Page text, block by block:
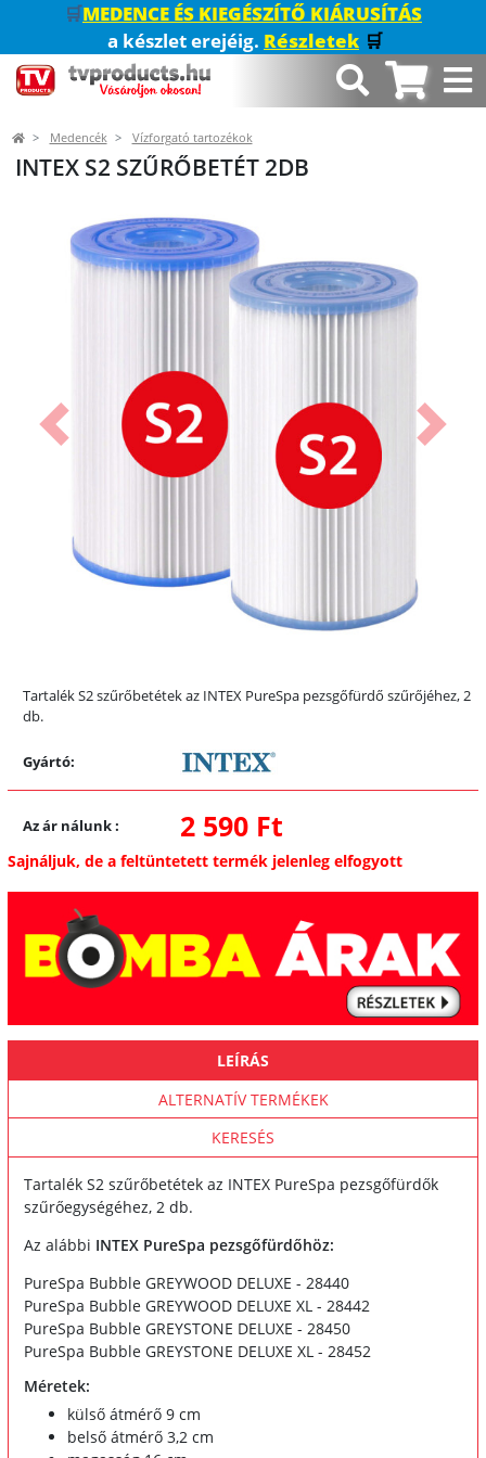
🛒MEDENCE ÉS KIEGÉSZÍTŐ KIÁRUSÍTÁS
a készlet erejéig. Részletek 🛒
Medencék Vízforgató tartozékok
INTEX S2 SZŰRŐBETÉT 2DB
Előző
Tartalék S2 szűrőbetétek az INTEX PureSpa pezsgőfürdő szűrőjéhez, 2
db.
Gyártó:
Az ár nálunk: 2 590 Ft
Sajnáljuk, de a feltüntetett termék jelenleg elfogyott
LEÍRÁS
ALTERNATÍV TERMÉKEK
KERESÉS
Tartalék S2 szűrőbetétek az INTEX PureSpa pezsgőfürdők
szűrőegységéhez, 2 db.
Az alábbi INTEX PureSpa pezsgőfürdőhöz:
PureSpa Bubble GREYWOOD DELUXE - 28440
PureSpa Bubble GREYWOOD DELUXE XL - 28442
PureSpa Bubble GREYSTONE DELUXE - 28450
PureSpa Bubble GREYSTONE DELUXE XL - 28452
Méretek:
külső átmérő 9 cm
belső átmérő 3,2 cm